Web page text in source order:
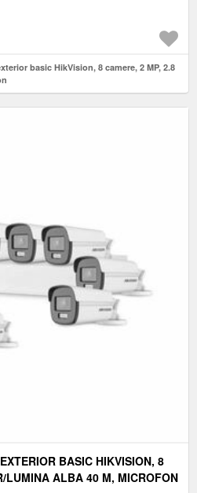
basic HikVision, 8 camere, 2 MP, 2.8
BASIC HIKVISION, 8
LUMINA ALBA 40 M, MICROFON